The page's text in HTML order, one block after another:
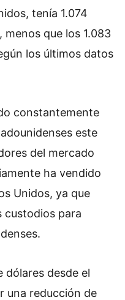
tenía 1.074
menos que los 1.083
los últimos datos
constantemente
este
del mercado
ha vendido
Unidos, ya que
custodios para
dólares desde el
una reducción de